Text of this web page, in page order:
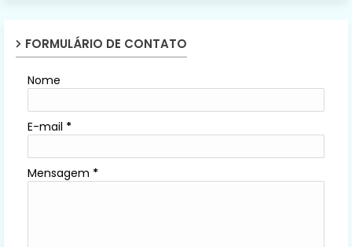
FORMULÁRIO DE CONTATO
Nome
E-mail *
Mensagem *